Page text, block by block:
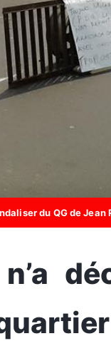
du QG de Jean